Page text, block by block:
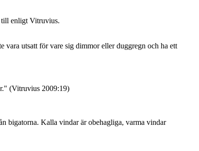
till enligt Vitruvius.
vara utsatt för vare sig dimmor eller duggregn och ha ett
(Vitruvius 2009:19)
bigatorna. Kalla vindar är obehagliga, varma vindar